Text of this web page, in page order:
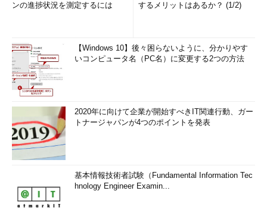
ンの進捗状況を測定するには
するメリットはあるか？ (1/2)
【Windows 10】後々困らないように、分かりやす
いコンピュータ名（PC名）に変更する2つの方法
2020年に向けて企業が開始すべきIT関連行動、ガー
トナージャパンが4つのポイントを発表
基本情報技術者試験（Fundamental Information Tec
hnology Engineer Examin...